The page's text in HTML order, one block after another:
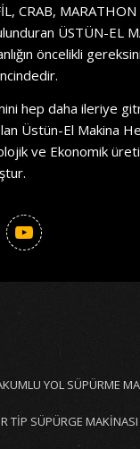
CRAB, MARATHON
ÜSTÜN-EL
öncelikli
hep daha ileriye
Üstün-El Makina
ve Ekonomik
YOL SÜPÜRME
TİP SÜPÜRGE